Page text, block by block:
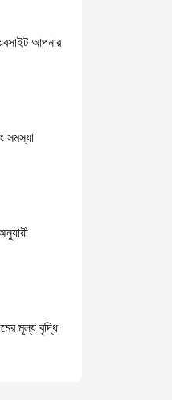
আপনার
সমস্যা
মূল্য বৃদ্ধি